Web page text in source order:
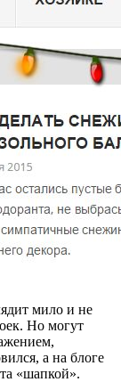
мило и не
Но могут
а на блоге
«шапкой».